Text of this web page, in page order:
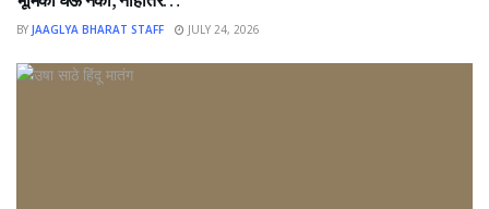
BY JAAGLYA BHARAT STAFF JULY 24, 2026